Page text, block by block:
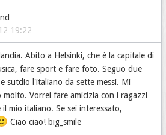
19:22
Abito a Helsinki, che è la capitale di
fare sport e fare foto. Seguo due
sutdio l'italiano da sette messi. Mi
Vorrei fare amicizia con i ragazzi
mio italiano. Se sei interessato,
Ciao ciao! big_smile